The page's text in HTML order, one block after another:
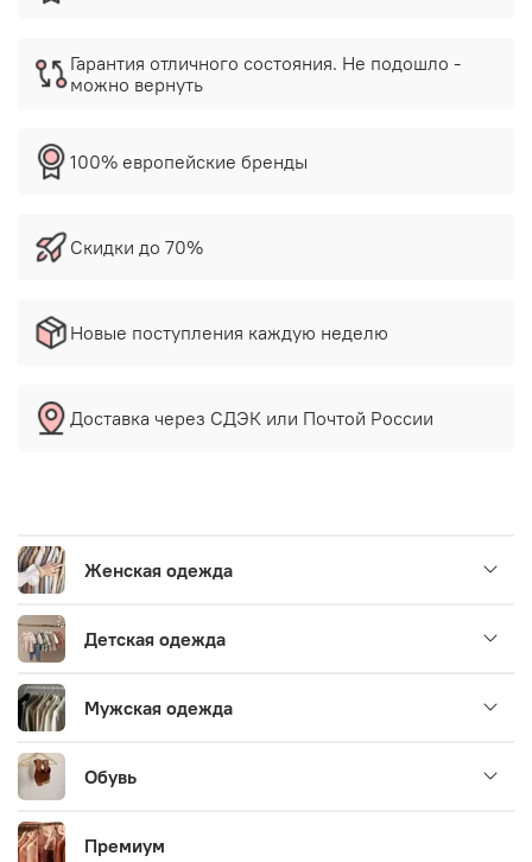
Гарантия отличного состояния. Не подошло -
можно вернуть
100% европейские бренды
Скидки до 70%
Новые поступления каждую неделю
Доставка через СДЭК или Почтой России
Женская одежда
Детская одежда
Мужская одежда
Обувь
Премиум